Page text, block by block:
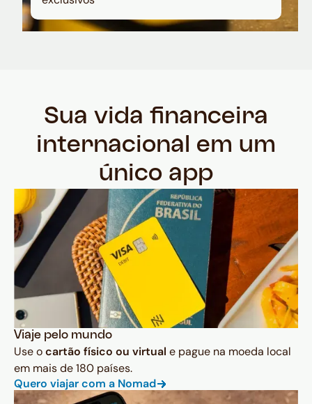
Sua vida financeira
internacional em um
único app
Viaje pelo mundo
Use ocartão físico ou virtual e pague na moeda local
em mais de 180 países.
Quero viajar com a Nomad